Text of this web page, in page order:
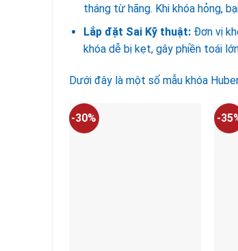
tháng từ hãng. Khi khóa hỏng,
Lắp đặt Sai Kỹ thuật: Đơn vị
khóa dễ bị kẹt, gây phiền toái
Dưới đây là một số mẫu khóa
-30% -